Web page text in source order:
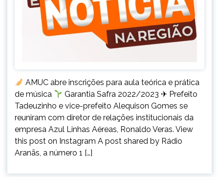
AMUC abre inscrições para aula teórica e prática
de música
Garantia Safra 2022/2023 ✈ Prefeito
Tadeuzinho e vice-prefeito Alequison Gomes se
reuniram com diretor de relações institucionais da
empresa Azul Linhas Aéreas, Ronaldo Veras. View
this post on Instagram A post shared by Rádio
Aranãs, a número 1 […]